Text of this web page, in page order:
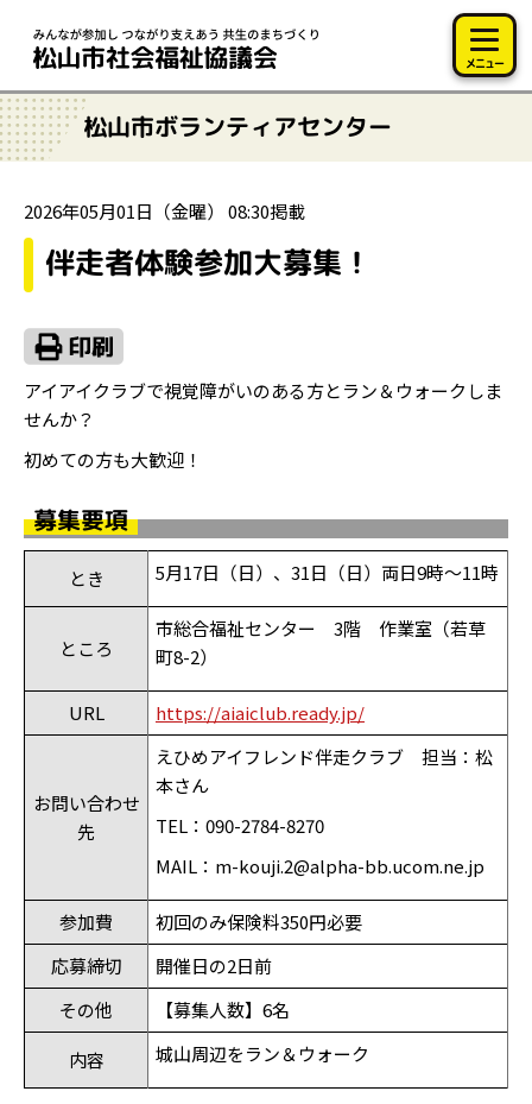
メニュー
松山市ボランティアセンター
2026年05月01日（金曜） 08:30掲載
伴走者体験参加大募集！
アイアイクラブで視覚障がいのある方とラン＆ウォークしま
せんか？
初めての方も大歓迎！
募集要項
とき 5月17日（日）、 31日（日）両日9時～11時
ところ
市総合福祉センター 3階 作業室（若草
町8-2）
URL https://aiaiclub.ready.jp/
お問い合わせ
先
えひめアイフレンド伴走クラブ 担当：松
本さん
TEL ： 090-2784-8270
MAIL ： m-kouji.2@alpha-bb.ucom.ne.jp
参加費
初回のみ保険料350円必要
応募締切
開催日の2日前
その他
【募集人数】6名
内容
城山周辺をラン＆ウォーク